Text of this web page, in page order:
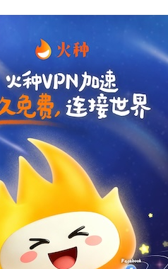
支持 [0] 反对[0]
支持[0] 反对
支持[0] 反对[0]